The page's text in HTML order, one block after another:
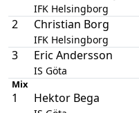
IFK Helsingborg
2 Christian Borg
IFK Helsingborg
3 Eric Andersson
IS Göta
Mix
1 Hektor Bega